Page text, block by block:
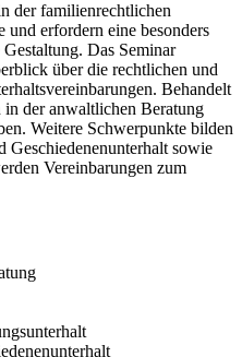
der familienrechtlichen
und erfordern eine besonders
Das Seminar
über die rechtlichen und
Behandelt
in der anwaltlichen Beratung
Weitere Schwerpunkte bilden
Geschiedenenunterhalt sowie
Vereinbarungen zum